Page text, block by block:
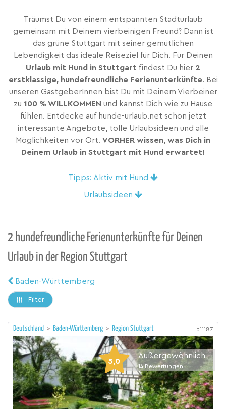
Träumst Du von einem entspannten Stadturlaub
gemeinsam mit Deinem vierbeinigen Freund? Dann ist
das grüne Stuttgart mit seiner gemütlichen
Lebendigkeit das ideale Reiseziel für Dich. Für Deinen
Urlaub mit Hund in Stuttgart findest Du hier 2
erstklassige, hundefreundliche Ferienunterkünfte. Bei
unseren GastgeberInnen bist Du mit Deinem Vierbeiner
zu 100 % WILLKOMMEN und kannst Dich wie zu Hause
fühlen. Entdecke auf hunde-urlaub.net schon jetzt
interessante Angebote, tolle Urlaubsideen und alle
Möglichkeiten vor Ort. VORHER wissen, was Dich in
Deinem Urlaub in Stuttgart mit Hund erwartet!
Tipps: Aktiv mit Hund
Urlaubsideen
2 hundefreundliche Ferienunterkünfte für Deinen
Urlaub in der Region Stuttgart
Baden-Württemberg
Filter
Deutschland > Baden-Württemberg > Region Stuttgart a11187
5,0
Außergewöhnlich
14 Bewertungen